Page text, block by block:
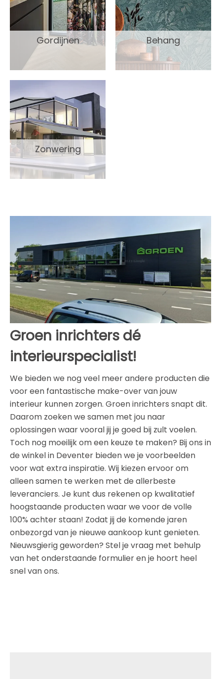
Gordijnen Behang
Zonwering
Groen inrichters dé
interieurspecialist!
We bieden we nog veel meer andere producten die
voor een fantastische make-over van jouw
interieur kunnen zorgen. Groen inrichters snapt dit.
Daarom zoeken we samen met jou naar
oplossingen waar vooral jij je goed bij zult voelen.
Toch nog moeilijk om een keuze te maken? Bij ons in
de winkel in Deventer bieden we je voorbeelden
voor wat extra inspiratie. Wij kiezen ervoor om
alleen samen te werken met de allerbeste
leveranciers. Je kunt dus rekenen op kwalitatief
hoogstaande producten waar we voor de volle
100% achter staan! Zodat jij de komende jaren
onbezorgd van je nieuwe aankoop kunt genieten.
Nieuwsgierig geworden? Stel je vraag met behulp
van het onderstaande formulier en je hoort heel
snel van ons.